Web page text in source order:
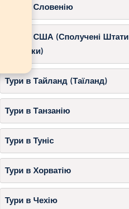
Тури в Словенію
Тури в США (Сполучені Штати
Америки)
Тури в Тайланд (Таїланд)
Тури в Танзанію
Тури в Туніс
Тури в Хорватію
Тури в Чехію